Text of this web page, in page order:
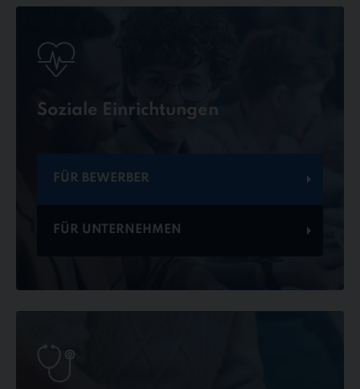
Soziale Einrichtungen
FÜR BEWERBER
FÜR UNTERNEHMEN